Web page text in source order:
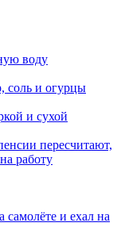
воду
соль и огурцы
и сухой
пересчитают,
работу
самолёте и ехал на